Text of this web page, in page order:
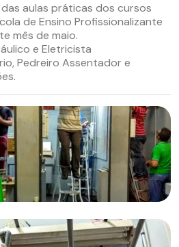
aulas práticas dos cursos
de Ensino Profissionalizante
mês de maio.
e Eletricista
Pedreiro Assentador e